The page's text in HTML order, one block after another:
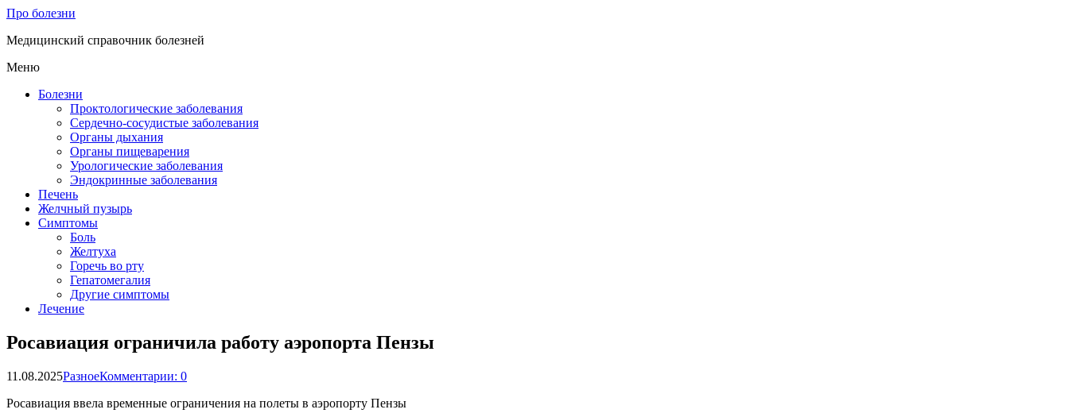
Про болезни
Медицинский справочник болезней
Меню
Болезни
Проктологические заболевания
Сердечно-сосудистые заболевания
Органы дыхания
Органы пищеварения
Урологические заболевания
Эндокринные заболевания
Печень
Желчный пузырь
Симптомы
Боль
Желтуха
Горечь во рту
Гепатомегалия
Другие симптомы
Лечение
Росавиация ограничила работу аэропорта Пензы
11.08.2025РазноеКомментарии: 0
Росавиация ввела временные ограничения на полеты в аэропорту Пензы